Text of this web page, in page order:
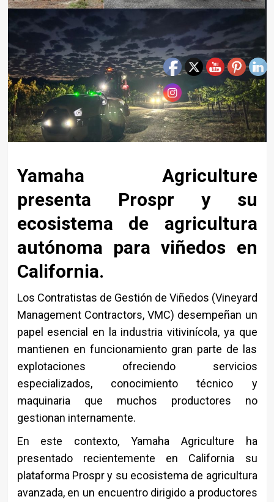
Yamaha Agriculture
presenta Prospr y su
ecosistema de agricultura
autónoma para viñedos en
California.
Los Contratistas de Gestión de Viñedos (Vineyard
Management Contractors, VMC) desempeñan un
papel esencial en la industria vitivinícola, ya que
mantienen en funcionamiento gran parte de las
explotaciones ofreciendo servicios
especializados, conocimiento técnico y
maquinaria que muchos productores no
gestionan internamente.
En este contexto, Yamaha Agriculture ha
presentado recientemente en California su
plataforma Prospr y su ecosistema de agricultura
avanzada, en un encuentro dirigido a productores